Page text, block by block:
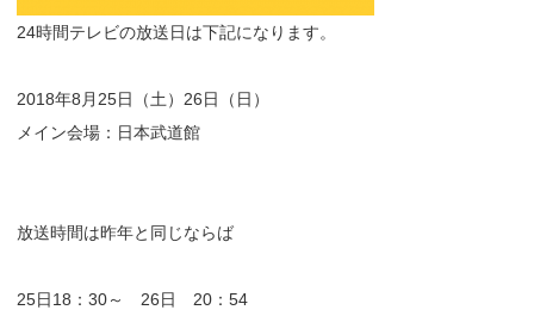
24時間テレビの放送日は下記になります。
2018年8月25日（土）26日（日）
メイン会場：日本武道館
放送時間は昨年と同じならば
25日18：30～ 26日 20：54